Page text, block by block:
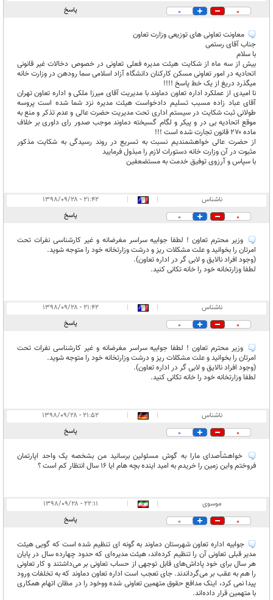
0
0 پاسخ
معاونت تعاونی های توزیعی وزارت تعاون
جناب آقای رستمی
با سلام
بیش از سه ماه از شکایت هیئت مدیره فعلی تعاونی در خصوص دخالات غیر قانونی
اتحادیه در امور تعاونی مسکن کارکنان دانشگاه آزاد اسلامی سما رودهن در وزارت خانه
میگذرد دریغ از یک خط پاسخ !!!!
نا امیدی از عملکرد اداره تعاون دماوند با مدیریت آقای میرزا ملکی و اداره تعاون تهران
آقای عباد زاده مسبب تسلیم دادخواست هیئت مدیره نزد شما شده است پروسه
طولانی ثبت شکایت در سیستم اداری تحت مدیریت حضرت عالی و عدم تذکر و منع به
موقع اتحادیه بی در و پیکر و لگام گسیخته دماوند موجب صدور رای داوری بر خلاف
ماده ۲۷۰ قانون تجارت شده است !!!
از حضرت عالی خواهشمندیم نسبت به تسریع در روند رسیدگی به شکایت مذکور
مثبوت در آن وزارت خانه دستورات لازم را مبذول فرمایید
با سپاس و آرزوی توفیق خدمت به مستضعفین
ناشناس |
|
۲۱:۴۲ - ۱۳۹۸/۰۹/۲۸
0
0 پاسخ
وزیر محترم تعاون ! لطفا جوابیه سراسر مغرضانه و غیر کارشناسی نفرات تحت
امرتان را بخوانید و علت مشکلات ریز و درشت وزارتخانه خود را متوجه شوید.
(وجود افراد نالایق و لابی گر در اداره تعاون).
لطفا وزارتخانه خود را خانه تکانی کنید.
ناشناس |
|
۲۱:۴۲ - ۱۳۹۸/۰۹/۲۸
0
0 پاسخ
وزیر محترم تعاون ! لطفا جوابیه سراسر مغرضانه و غیر کارشناسی نفرات تحت
امرتان را بخوانید و علت مشکلات ریز و درشت وزارتخانه خود را متوجه شوید.
(وجود افراد نالایق و لابی گر در اداره تعاون).
لطفا وزارتخانه خود را خانه تکانی کنید.
ناشناس |
|
۲۱:۵۲ - ۱۳۹۸/۰۹/۲۸
0
0 پاسخ
خواهشاًصدای مارا به گوش مسئولین برسانید من بشخصه یک واحد اپارتمان
فروختم واین زمین را خریدم به امید اینده بچه هام ایا ۱۶ سال انتظار کم است ؟
موسوی |
|
۲۲:۱۱ - ۱۳۹۸/۰۹/۲۸
0
0 پاسخ
جوابیه اداره تعاون شهرستان دماوند به گونه ای تنظیم شده است که گویی هیئت
مدیر قبلی تعاونی آن را تنظیم کرده‌اند، هیئت مدیره‌ای که حدود چهارده سال در پایان
هر سال برای خود پاداش‌های قابل توجهی از حساب تعاونی بر می‌‌داشتند و کار تعاونی
را هم به عقب بر می‌گرداندند. جای تعجب است اداره تعاون دماوند که به تخلفات ورود
پیدا نمی کرد، اینک مدافع حقوق متهمین تعاونی شده ووخود را در مظان اتهام همکاری
با متهمین قرار داده‌اند.